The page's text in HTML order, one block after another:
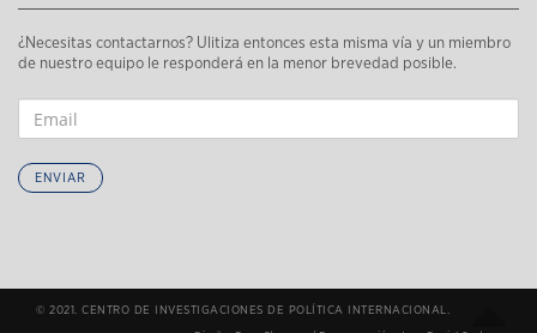
¿Necesitas contactarnos? Ulitiza entonces esta misma vía y un miembro
de nuestro equipo le responderá en la menor brevedad posible.
ENVIAR
© 2021. CENTRO DE INVESTIGACIONES DE POLÍTICA INTERNACIONAL.